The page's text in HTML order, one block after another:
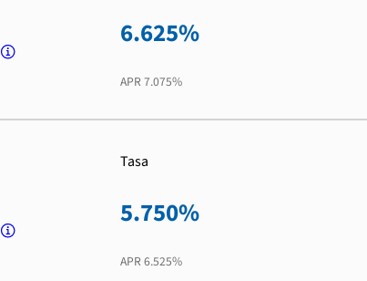
6.625%
APR 7.075%
Tasa
5.750%
APR 6.525%